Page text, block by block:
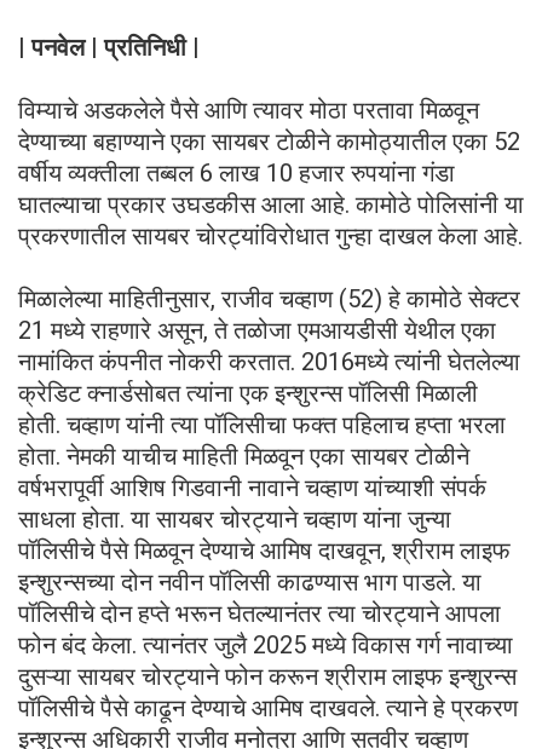
| पनवेल | प्रतिनिधी |
विम्याचे अडकलेले पैसे आणि त्यावर मोठा परतावा मिळवून
देण्याच्या बहाण्याने एका सायबर टोळीने कामोठ्यातील एका 52
वर्षीय व्यक्तीला तब्बल 6 लाख 10 हजार रुपयांना गंडा
घातल्याचा प्रकार उघडकीस आला आहे. कामोठे पोलिसांनी या
प्रकरणातील सायबर चोरट्यांविरोधात गुन्हा दाखल केला आहे.
मिळालेल्या माहितीनुसार, राजीव चव्हाण (52) हे कामोठे सेक्टर
21 मध्ये राहणारे असून, ते तळोजा एमआयडीसी येथील एका
नामांकित कंपनीत नोकरी करतात. 2016मध्ये त्यांनी घेतलेल्या
क्रेडिट क्नार्डसोबत त्यांना एक इन्शुरन्स पॉलिसी मिळाली
होती. चव्हाण यांनी त्या पॉलिसीचा फक्त पहिलाच हप्ता भरला
होता. नेमकी याचीच माहिती मिळवून एका सायबर टोळीने
वर्षभरापूर्वी आशिष गिडवानी नावाने चव्हाण यांच्याशी संपर्क
साधला होता. या सायबर चोरट्याने चव्हाण यांना जुन्या
पॉलिसीचे पैसे मिळवून देण्याचे आमिष दाखवून, श्रीराम लाइफ
इन्शुरन्सच्या दोन नवीन पॉलिसी काढण्यास भाग पाडले. या
पॉलिसीचे दोन हप्ते भरून घेतल्यानंतर त्या चोरट्याने आपला
फोन बंद केला. त्यानंतर जुलै 2025 मध्ये विकास गर्ग नावाच्या
दुसऱ्या सायबर चोरट्याने फोन करून श्रीराम लाइफ इन्शुरन्स
पॉलिसीचे पैसे काढून देण्याचे आमिष दाखवले. त्याने हे प्रकरण
इन्शुरन्स अधिकारी राजीव मनोत्रा आणि सतवीर चव्हाण